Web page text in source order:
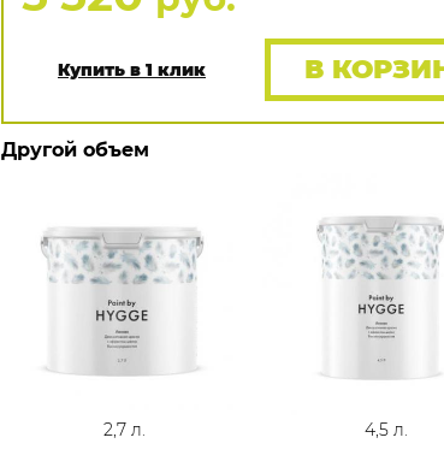
Купить в 1 клик В
Другой объем
2,7 л. 4,5 л.